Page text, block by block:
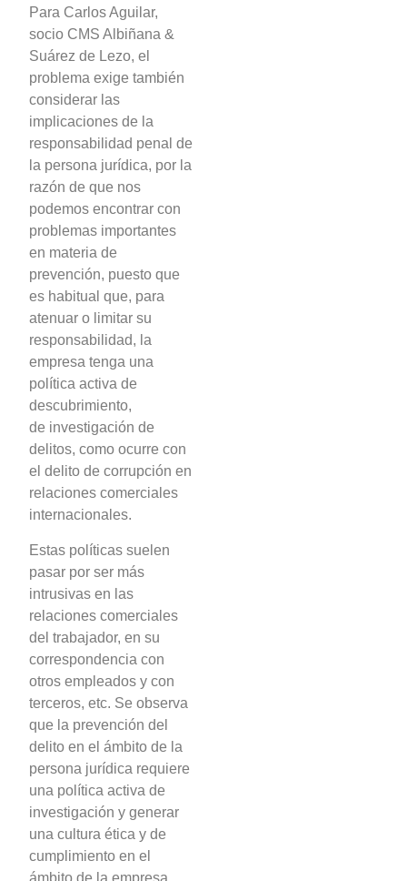
Para Carlos Aguilar,
socio CMS Albiñana &
Suárez de Lezo, el
problema exige también
considerar las
implicaciones de la
responsabilidad penal de
la persona jurídica, por la
razón de que nos
podemos encontrar con
problemas importantes
en materia de
prevención, puesto que
es habitual que, para
atenuar o limitar su
responsabilidad, la
empresa tenga una
política activa de
descubrimiento,
de investigación de
delitos, como ocurre con
el delito de corrupción en
relaciones comerciales
internacionales.
Estas políticas suelen
pasar por ser más
intrusivas en las
relaciones comerciales
del trabajador, en su
correspondencia con
otros empleados y con
terceros, etc. Se observa
que la prevención del
delito en el ámbito de la
persona jurídica requiere
una política activa de
investigación y generar
una cultura ética y de
cumplimiento en el
ámbito de la empresa.